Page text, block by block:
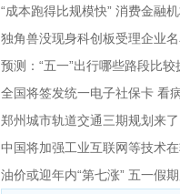
“成本跑得比规模快” 消费金融
独角兽没现身科创板受理企业
预测：“五一”出行哪些路段比较
全国将签发统一电子社保卡 看
郑州城市轨道交通三期规划来
中国将加强工业互联网等技术
油价或迎年内“第七涨” 五一假